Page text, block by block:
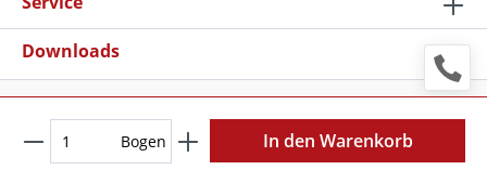
Bogen In den Warenkorb
Downloads
Versandkosten
, wenn nicht anders beschrieben
Copyright © 2026 Schilder Klar - Alle Rechte vorbehalten